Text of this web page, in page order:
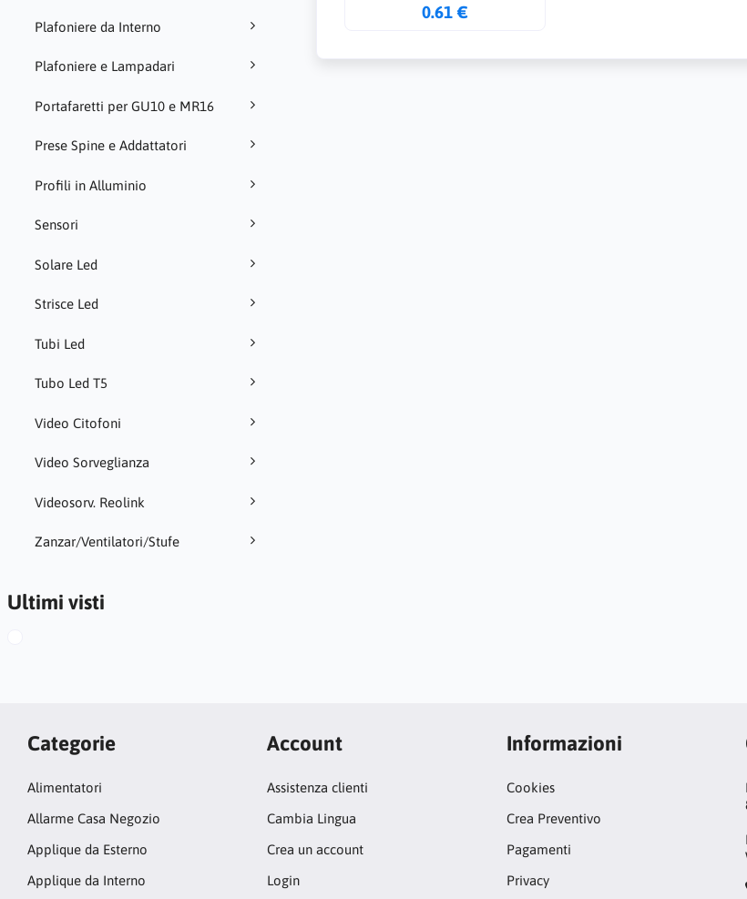
Plafoniere da Interno
Plafoniere e Lampadari
Portafaretti per GU10 e MR16
Prese Spine e Addattatori
Profili in Alluminio
Sensori
Solare Led
Strisce Led
Tubi Led
Tubo Led T5
Video Citofoni
Video Sorveglianza
Videosorv. Reolink
Zanzar/Ventilatori/Stufe
Ultimi visti
0.61 €
Categorie
Alimentatori
Allarme Casa Negozio
Applique da Esterno
Applique da Interno
Account
Assistenza clienti
Cambia Lingua
Crea un account
Login
Informazioni
Cookies
Crea Preventivo
Pagamenti
Privacy